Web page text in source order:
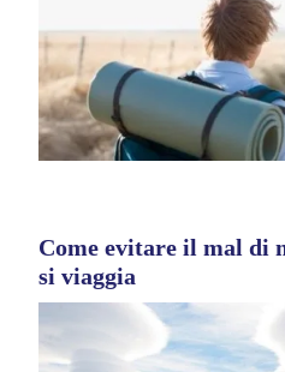
Come evitare il mal di
si viaggia